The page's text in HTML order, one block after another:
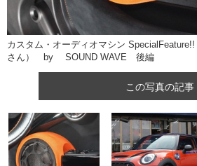
カスタム・オーディオマシン
さん） by SOUND WAVE 後編
この写真の記事